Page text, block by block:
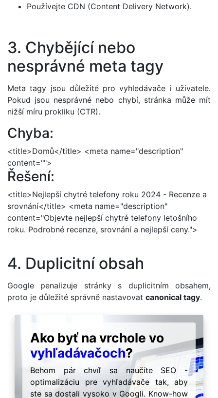
Používejte CDN (Content Delivery Network).
3. Chybějící nebo
nesprávné meta tagy
Meta tagy jsou důležité pro vyhledávače i uživatele.
Pokud jsou nesprávné nebo chybí, stránka může mít
nižší míru prokliku (CTR).
Chyba:
<title>Domů</title> <meta name="description"
content="">
Řešení:
<title>Nejlepší chytré telefony roku 2024 - Recenze a
srovnání</title> <meta name="description"
content="Objevte nejlepší chytré telefony letošního
roku. Podrobné recenze, srovnání a nejlepší ceny.">
4. Duplicitní obsah
Google penalizuje stránky s duplicitním obsahem,
proto je důležité správně nastavovat canonical tagy.
Ako byť na vrchole vo
vyhľadávačoch?
Behom pár chvíľ sa naučíte SEO -
optimalizáciu pre vyhľadávače tak, aby
ste sa dostali vysoko v Googli. Know-how